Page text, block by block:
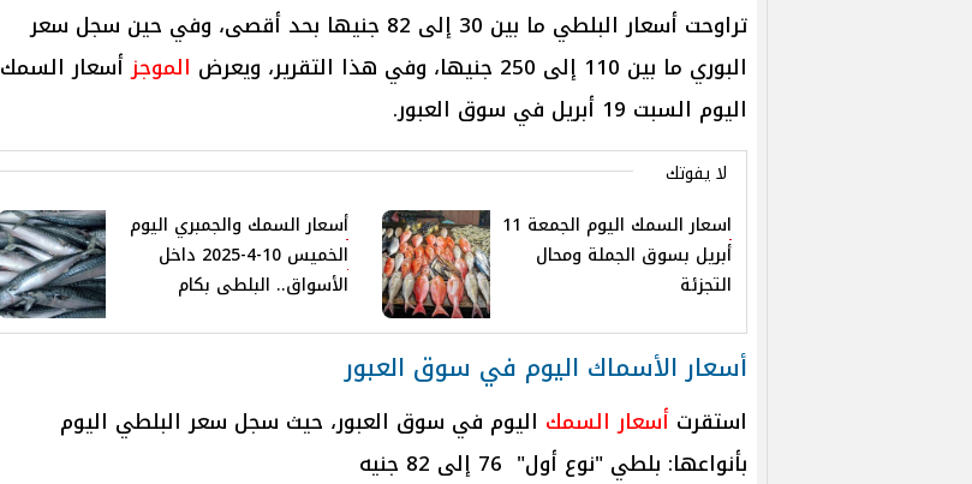
تراوحت أسعار البلطي ما بين 30 إلى 82 جنيها بحد أقصى، وفي حين سجل سعر
البوري ما بين 110 إلى 250 جنيها، وفي هذا التقرير، ويعرض
الموجزأسعار السمك
اليوم السبت 19 أبريل في سوق العبور.
لا يفوتك
اسعار السمك اليوم الجمعة 11
أبريل بسوق الجملة ومحال
التجزئة
أسعار السمك والجمبري اليوم
الخميس 10-4-2025 داخل
الأسواق.. البلطى بكام
أسعار الأسماك اليوم في سوق العبور
استقرت أسعار السمك اليوم في سوق العبور، حيث سجل سعر البلطي اليوم
بأنواعها: بلطي "نوع أول" 76 إلى 82 جنيه